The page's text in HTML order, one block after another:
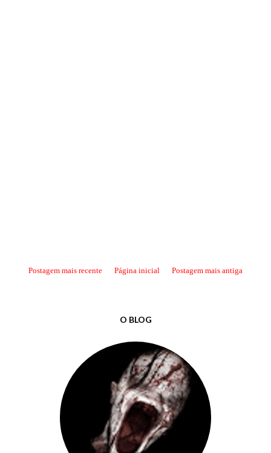
Postagem mais recente Postagem mais antiga
Página inicial
O BLOG